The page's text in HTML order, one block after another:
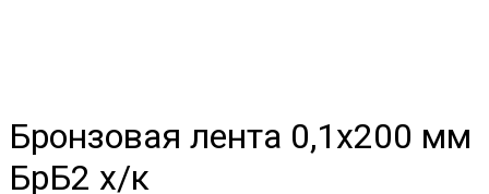
Бронзовая лента 0,1х200 мм
БрБ2 х/к